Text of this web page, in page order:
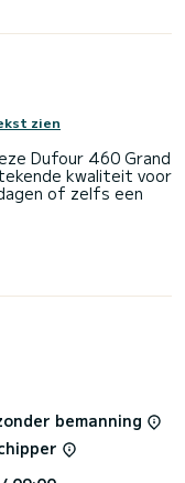
zien
Dufour 460 Grand
kwaliteit voor
of zelfs een
en een
lengte van 14
op de wateren
TV, Wifi en
bemanning